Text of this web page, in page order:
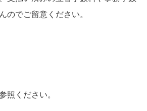
のでご留意ください。
照ください。